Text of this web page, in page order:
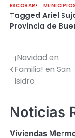
ESCOBAR
MUNICIPIOS
Tagged Ariel
Provincia de
Navegación
de
¡Navidad en
Familia! en San
Isidro
Noticias
Viviendas